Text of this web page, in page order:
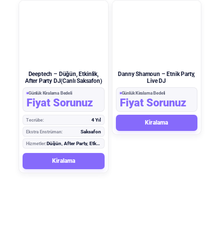
Deeptech – Düğün, Etkinlik,
After Party DJ(Canlı Saksafon)
Günlük Kiralama Bedeli
Fiyat Sorunuz
Tecrübe: 4 Yıl
Ekstra Enstrüman: Saksafon
Hizmetler: Düğün, After Party, Etkinlik, Koktail
Kiralama
Danny Shamoun – Etnik Party,
Live DJ
Günlük Kiralama Bedeli
Fiyat Sorunuz
Kiralama